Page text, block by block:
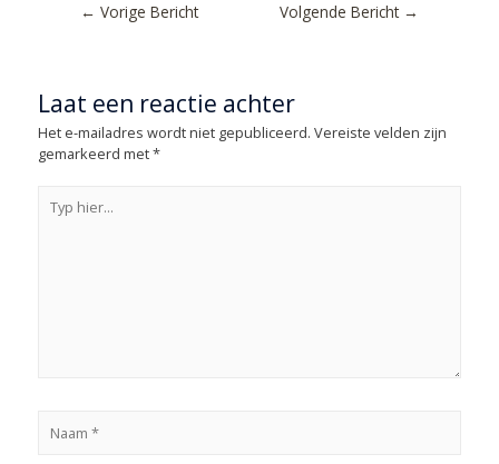
← Vorige Bericht Volgende Bericht →
Laat een reactie achter
Het e-mailadres wordt niet gepubliceerd. Vereiste velden zijn
gemarkeerd met*